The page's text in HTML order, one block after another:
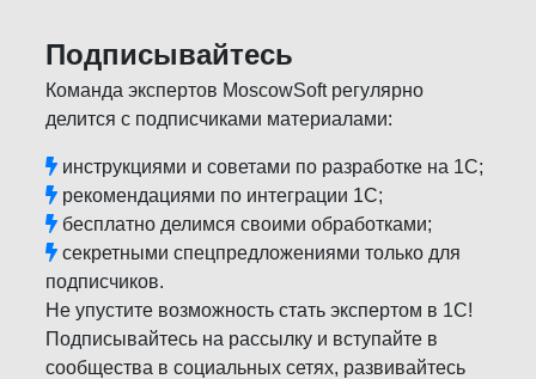
Подписывайтесь
Команда экспертов MoscowSoft регулярно
делится с подписчиками материалами:
инструкциями и советами по разработке на 1С;
рекомендациями по интеграции 1С;
бесплатно делимся своими обработками;
секретными спецпредложениями только для
подписчиков.
Не упустите возможность стать экспертом в 1С!
Подписывайтесь на рассылку и вступайте в
сообщества в социальных сетях, развивайтесь